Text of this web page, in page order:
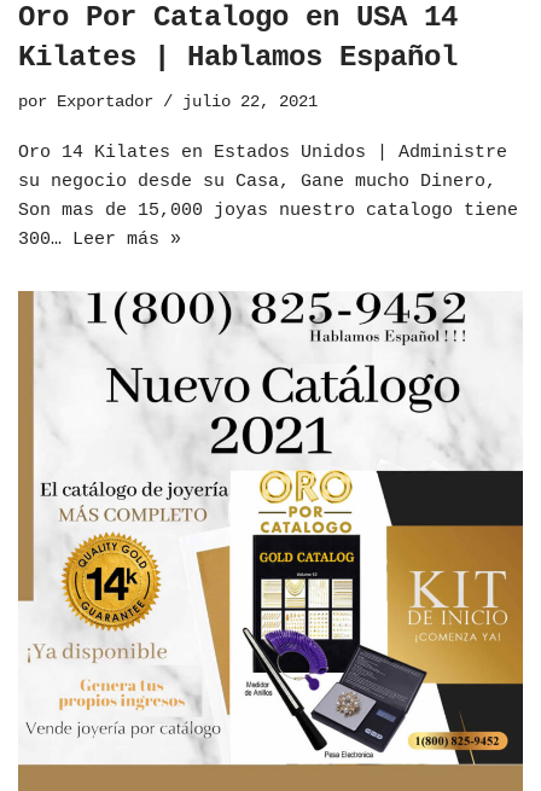
Oro Por Catalogo en USA 14
Kilates | Hablamos Español
por Exportador julio 22, 2021
Oro 14 Kilates en Estados Unidos | Administre
su negocio desde su Casa, Gane mucho Dinero,
Son mas de 15,000 joyas nuestro catalogo tiene
300… Leer más »